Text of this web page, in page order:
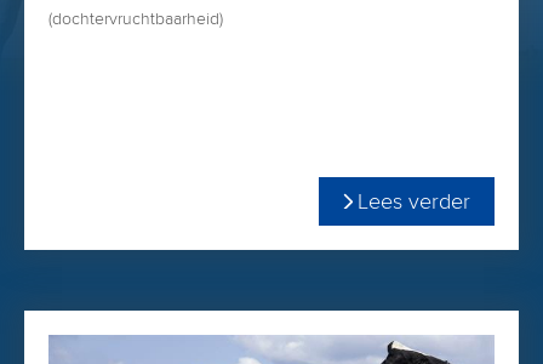
(dochtervruchtbaarheid)
Moeder Kings-Ransom Cocoa VG-86 maakt een vaarzenlijst
in 305 dgn van 12.360kgM 4.50% vet & 3.50 % eiwit. Helaas
tot éen van de zes dochters uit Clevage die met EX-94 is
Lees verder